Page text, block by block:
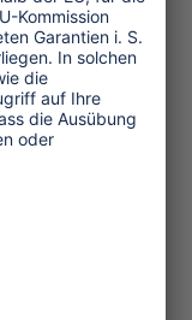
faires